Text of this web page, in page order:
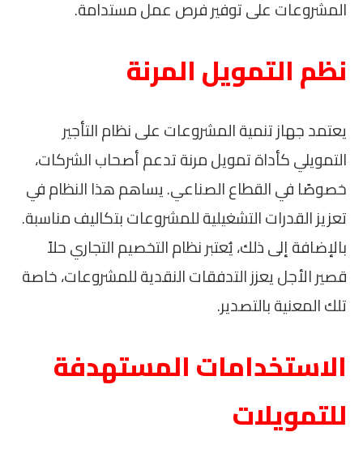
المشروعات على توفير فرص عمل مستدامة.
نظم التمويل المرنة
يعتمد جهاز تنمية المشروعات على نظام التأجير
التمويلي كأداة تمويل مرنة تدعم أصحاب الشركات،
خصوصًا في القطاع الصناعي. يساهم هذا النظام في
تعزيز القدرات التشغيلية للمشروعات بتكاليف مناسبة.
بالإضافة إلى ذلك، يُعتبر نظام التخصيم التجاري حلاً
قصير الأجل يعزز التدفقات النقدية للمشروعات، خاصة
تلك المعنية بالتصدير.
الاستخدامات المستهدفة
للتمويلات